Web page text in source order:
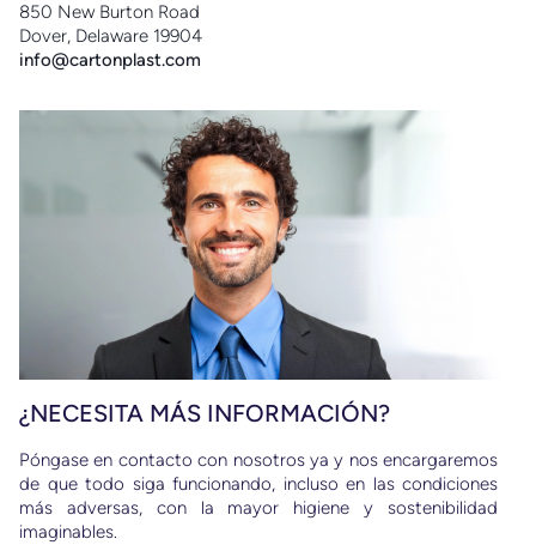
850 New Burton Road
Dover, Delaware 19904
info@cartonplast.com
¿NECESITA MÁS INFORMACIÓN?
Póngase en contacto con nosotros ya y nos encargaremos
de que todo siga funcionando, incluso en las condiciones
más adversas, con la mayor higiene y sostenibilidad
imaginables.